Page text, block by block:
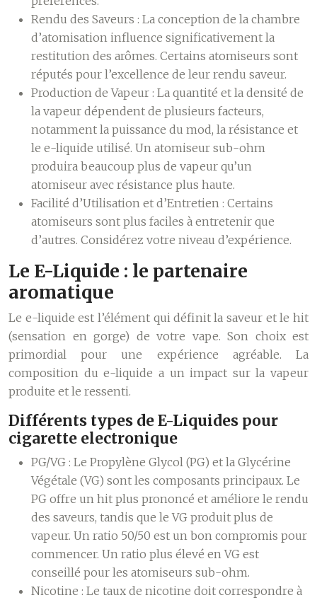
Rendu des Saveurs : La conception de la chambre
d’atomisation influence significativement la
restitution des arômes. Certains atomiseurs sont
réputés pour l’excellence de leur rendu saveur.
Production de Vapeur : La quantité et la densité de
la vapeur dépendent de plusieurs facteurs,
notamment la puissance du mod, la résistance et
le e-liquide utilisé. Un atomiseur sub-ohm
produira beaucoup plus de vapeur qu’un
atomiseur avec résistance plus haute.
Facilité d’Utilisation et d’Entretien : Certains
atomiseurs sont plus faciles à entretenir que
d’autres. Considérez votre niveau d’expérience.
Le E-Liquide : le partenaire
aromatique
Le e-liquide est l’élément qui définit la saveur et le hit
(sensation en gorge) de votre vape. Son choix est
primordial pour une expérience agréable. La
composition du e-liquide a un impact sur la vapeur
produite et le ressenti.
Différents types de E-Liquides pour
cigarette electronique
PG/VG : Le Propylène Glycol (PG) et la Glycérine
Végétale (VG) sont les composants principaux. Le
PG offre un hit plus prononcé et améliore le rendu
des saveurs, tandis que le VG produit plus de
vapeur. Un ratio 50/50 est un bon compromis pour
commencer. Un ratio plus élevé en VG est
conseillé pour les atomiseurs sub-ohm.
Nicotine : Le taux de nicotine doit correspondre à